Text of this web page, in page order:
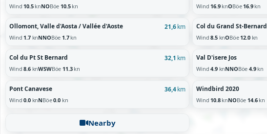
Wind 10.5knNOBöe 10.5kn Wind 16.9knOBöe 16.9kn
Ollomont, Valle d'Aosta / Vallée d'Aoste 21,6km
Wind 1.7knNNOBöe 1.7kn
Col du Grand St-Bernard
Wind8.5knOBöe 12.0kn
Col du Pt St Bernard 32,1 km
Wind8.6knWSWBöe 11.3kn
Val D'isere Jos
Wind4.9knNNOBöe4.9kn
Pont Canavese 36,4km
Wind0.0knNBöe0.0kn
Windbird 2020
Wind 10.8knNOBöe 14.6kn
Nearby